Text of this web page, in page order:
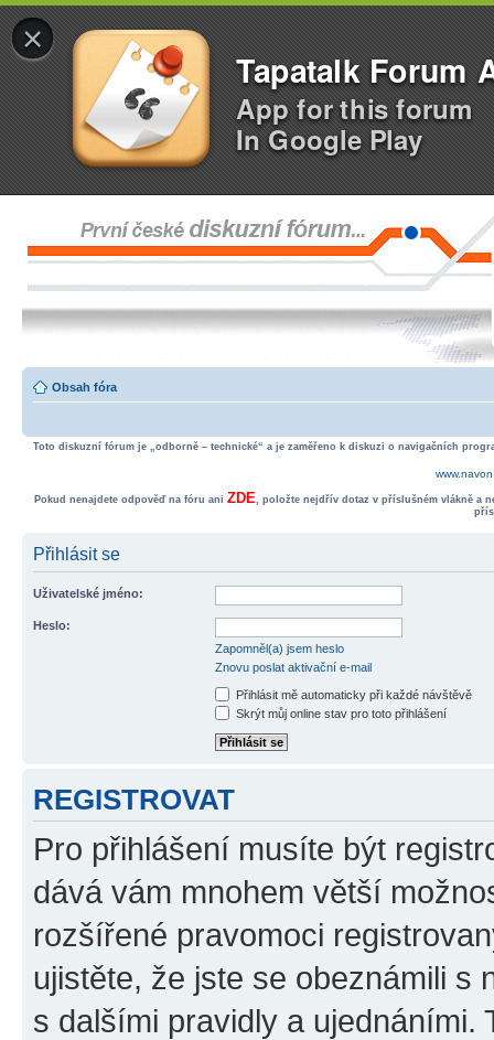
×
Tapatalk Forum
App for this forum
In Google Play
Obsah fóra
Toto diskuzní fórum je „odborně – technické“ a je zaměřeno k diskuzi o navigačních
Pokud nenajdete odpověď na fóru ani ZDE, položte nejdřív dotaz v příslušném vlákně a
Přihlásit se
Uživatelské jméno:
Heslo:
Zapomněl(a) jsem heslo
Znovu poslat aktivační e-mail
Přihlásit mě automaticky při každé návštěvě
Skrýt můj online stav pro toto přihlášení
REGISTROVAT
Pro přihlášení musíte být
dává vám mnohem větší
rozšířené pravomoci
ujistěte, že jste se obeznámili s
s dalšími pravidly a ujednáními.